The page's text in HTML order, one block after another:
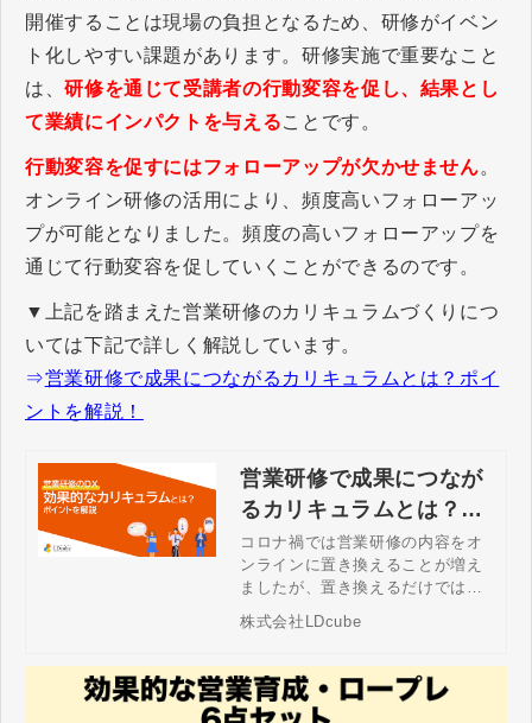
開催することは現場の負担となるため、研修がイベン
ト化しやすい課題があります。研修実施で重要なこと
は、研修を通じて受講者の行動変容を促し、結果とし
て業績にインパクトを与えることです。
行動変容を促すにはフォローアップが欠かせません。
オンライン研修の活用により、頻度高いフォローアッ
プが可能となりました。頻度の高いフォローアップを
通じて行動変容を促していくことができるのです。
▼上記を踏まえた営業研修のカリキュラムづくりにつ
いては下記で詳しく解説しています。
⇒営業研修で成果につながるカリキュラムとは？ポイ
ントを解説！
営業研修で成果につなが
るカリキュラムとは？ポ
イントを解説！
コロナ禍では営業研修の内容をオ
ンラインに置き換えることが増え
ましたが、置き換えるだけでは研
ます。効果的な学習設計を行い効
めカリキュラムを組み立てる上で
の注意点などをご紹介します。
株式会社LDcube